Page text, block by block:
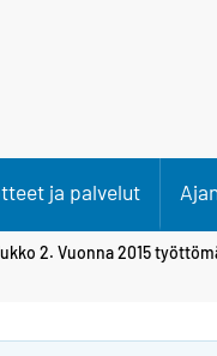
ja palvelut
2. Vuonna 2015